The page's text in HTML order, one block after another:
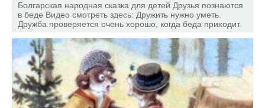
Болгарская народная сказка для детей Друзья познаются
в беде Видео смотреть здесь: Дружить нужно уметь.
Дружба проверяется очень хорошо, когда беда приходит.